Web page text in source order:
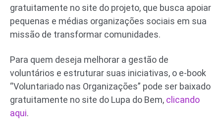
gratuitamente no site do projeto, que busca apoiar
pequenas e médias organizações sociais em sua
missão de transformar comunidades.
Para quem deseja melhorar a gestão de
voluntários e estruturar suas iniciativas, o e-book
“Voluntariado nas Organizações” pode ser baixado
gratuitamente no site do Lupa do Bem, clicando
aqui.